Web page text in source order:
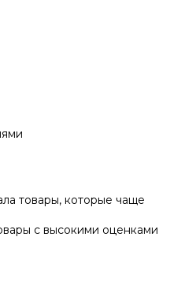
товары, которые чаще
с высокими оценками